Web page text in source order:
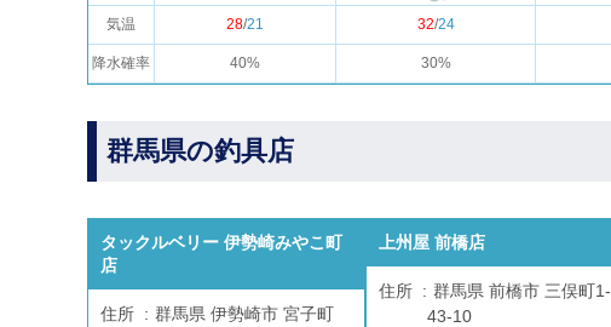
気温
降水確率
28/21 32/24
40% 30%
群馬県の釣具店
タックルベリー 伊勢崎みやこ町
店
住所
群馬県 伊勢崎市 宮子町
上州屋 前橋店
住所
群馬県 前橋市 三俣町1-
43-10